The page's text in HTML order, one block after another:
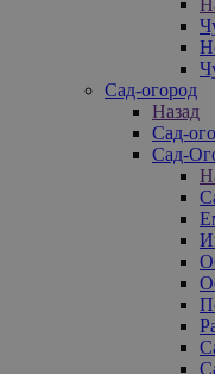
Сад-огород
Назад
Сад-
Сад-